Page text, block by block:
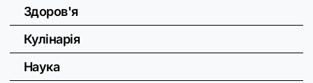
Здоров'я
Кулінарія
Наука